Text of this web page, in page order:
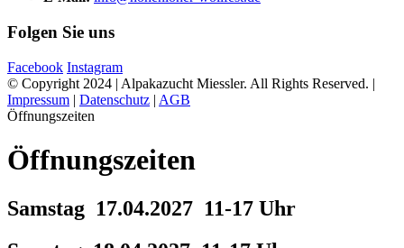
Folgen Sie uns
Facebook Instagram
© Copyright 2024 | Alpakazucht Miessler. All Rights Reserved. |
Impressum | Datenschutz | AGB
Öffnungszeiten
Öffnungszeiten
Samstag 17.04.2027 11-17 Uhr